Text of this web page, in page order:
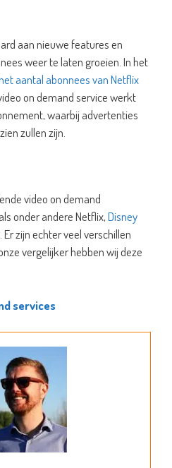
aan nieuwe features en
weer te laten groeien. In het
aantal abonnees van Netflix
on demand service werkt
waarbij advertenties
zullen zijn.
video on demand
onder andere Netflix,Disney
Er zijn echter veel verschillen
vergelijker hebben wij deze
services